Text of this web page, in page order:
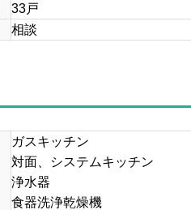
33戸
相談
ガスキッチン
対面、システムキッチン
浄水器
食器洗浄乾燥機